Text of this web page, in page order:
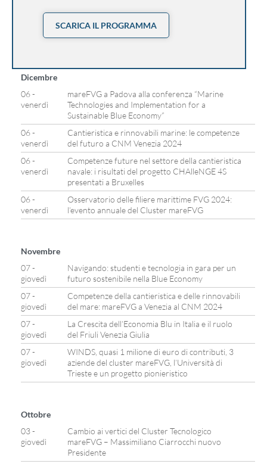
SCARICA IL PROGRAMMA
Dicembre
06 -
venerdì
mareFVG a Padova alla conferenza “Marine
Technologies and Implementation for a
Sustainable Blue Economy”
06 -
venerdì
Cantieristica e rinnovabili marine: le competenze
del futuro a CNM Venezia 2024
06 -
venerdì
Competenze future nel settore della cantieristica
navale: i risultati del progetto CHAlleNGE 4S
presentati a Bruxelles
06 -
venerdì
Osservatorio delle filiere marittime FVG 2024:
l’evento annuale del Cluster mareFVG
Novembre
07 -
giovedì
Navigando: studenti e tecnologia in gara per un
futuro sostenibile nella Blue Economy
07 -
giovedì
Competenze della cantieristica e delle rinnovabili
del mare: mareFVG a Venezia al CNM 2024
07 -
giovedì
La Crescita dell’Economia Blu in Italia e il ruolo
del Friuli Venezia Giulia
07 -
giovedì
WINDS, quasi 1 milione di euro di contributi, 3
aziende del cluster mareFVG, l’Università di
Trieste e un progetto pionieristico
Ottobre
03 -
giovedì
Cambio ai vertici del Cluster Tecnologico
mareFVG – Massimiliano Ciarrocchi nuovo
Presidente